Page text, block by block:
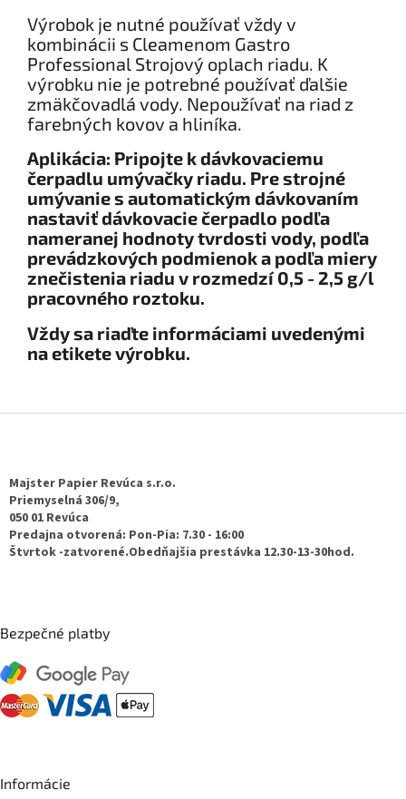
Výrobok je nutné používať vždy v
kombinácii s Cleamenom Gastro
Professional Strojový oplach riadu. K
výrobku nie je potrebné používať ďalšie
zmäkčovadlá vody. Nepoužívať na riad z
farebných kovov a hliníka.
Aplikácia: Pripojte k dávkovaciemu
čerpadlu umývačky riadu. Pre strojné
umývanie s automatickým dávkovaním
nastaviť dávkovacie čerpadlo podľa
nameranej hodnoty tvrdosti vody, podľa
prevádzkových podmienok a podľa miery
znečistenia riadu v rozmedzí 0,5 - 2,5 g/l
pracovného roztoku.
Vždy sa riaďte informáciami uvedenými
na etikete výrobku.​
Majster Papier Revúca s.r.o.
Priemyselná 306/9,
050 01 Revúca
Predajna otvorená: Pon-Pia: 7.30 - 16:00
Štvrtok -zatvorené.Obedňajšia prestávka 12.30-13-30hod.
Bezpečné platby
Informácie